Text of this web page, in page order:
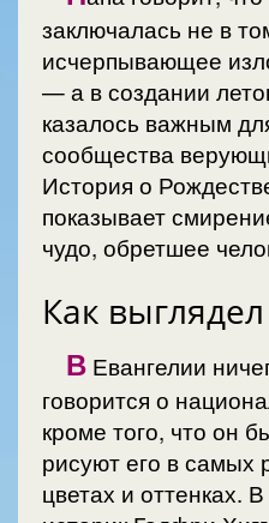
заключалась не в
исчерпывающее
— а в создании
казалось важным
сообщества
История о
показывает
чудо, обретшее
Как
В Евангелии
говорится о
кроме того, что он
рисуют его в самых
цветах и оттенках.